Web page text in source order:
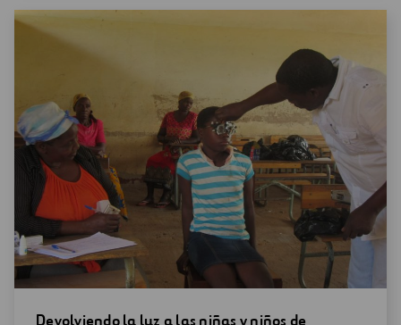
Abrir
Devolviendo la luz a las niñas y niños de